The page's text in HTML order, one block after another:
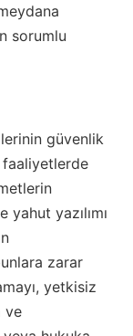
sorumlu
güvenlik
yazılımı
zarar
yetkisiz
ve